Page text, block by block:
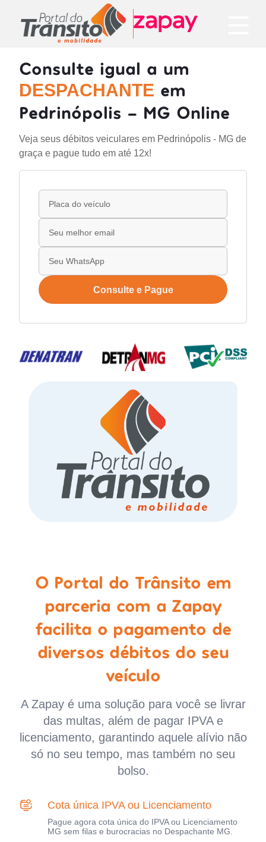
Consulte igual a um
DESPACHANTE em
Pedrinópolis - MG Online
Veja seus débitos veiculares em Pedrinópolis - MG de
graça e pague tudo em até 12x!
Consulte e Pague
O Portal do Trânsito em
parceria com a Zapay
facilita o pagamento de
diversos débitos do seu
veículo
A Zapay é uma solução para você se livrar
das multas, além de pagar IPVA e
licenciamento, garantindo aquele alívio não
só no seu tempo, mas também no seu
bolso.
Cota única IPVA ou Licenciamento
Pague agora cota única do IPVA ou Licenciamento
MG sem filas e burocracias no Despachante MG.